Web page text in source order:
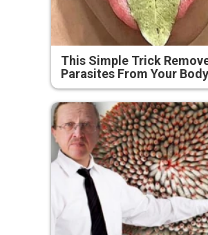
This Simple Trick
Parasites From Your